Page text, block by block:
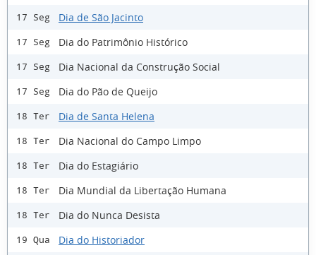
17 Seg Dia de São Jacinto
17 Seg Dia do Patrimônio Histórico
17 Seg Dia Nacional da Construção Social
17 Seg Dia do Pão de Queijo
18 Ter Dia de Santa Helena
18 Ter Dia Nacional do Campo Limpo
18 Ter Dia do Estagiário
18 Ter Dia Mundial da Libertação Humana
18 Ter Dia do Nunca Desista
19 Qua Dia do Historiador